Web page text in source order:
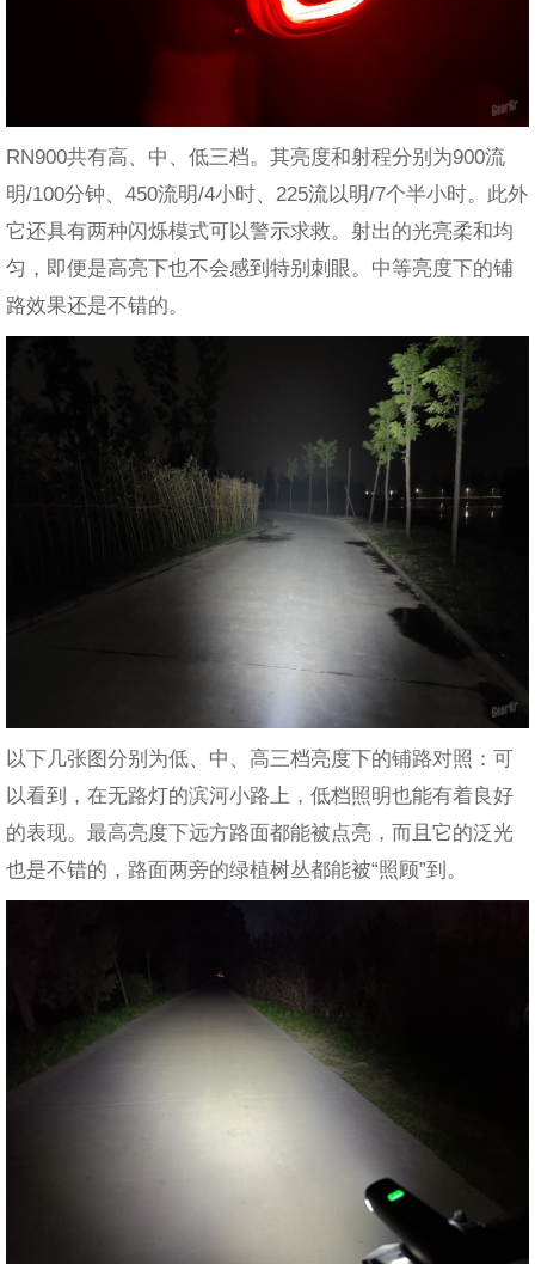
RN900共有高、中、低三档。其亮度和射程分别为900流
明/100分钟、450流明/4小时、225流以明/7个半小时。此外
它还具有两种闪烁模式可以警示求救。射出的光亮柔和均
匀，即便是高亮下也不会感到特别刺眼。中等亮度下的铺
路效果还是不错的。
以下几张图分别为低、中、高三档亮度下的铺路对照：可
以看到，在无路灯的滨河小路上，低档照明也能有着良好
的表现。最高亮度下远方路面都能被点亮，而且它的泛光
也是不错的，路面两旁的绿植树丛都能被“照顾”到。